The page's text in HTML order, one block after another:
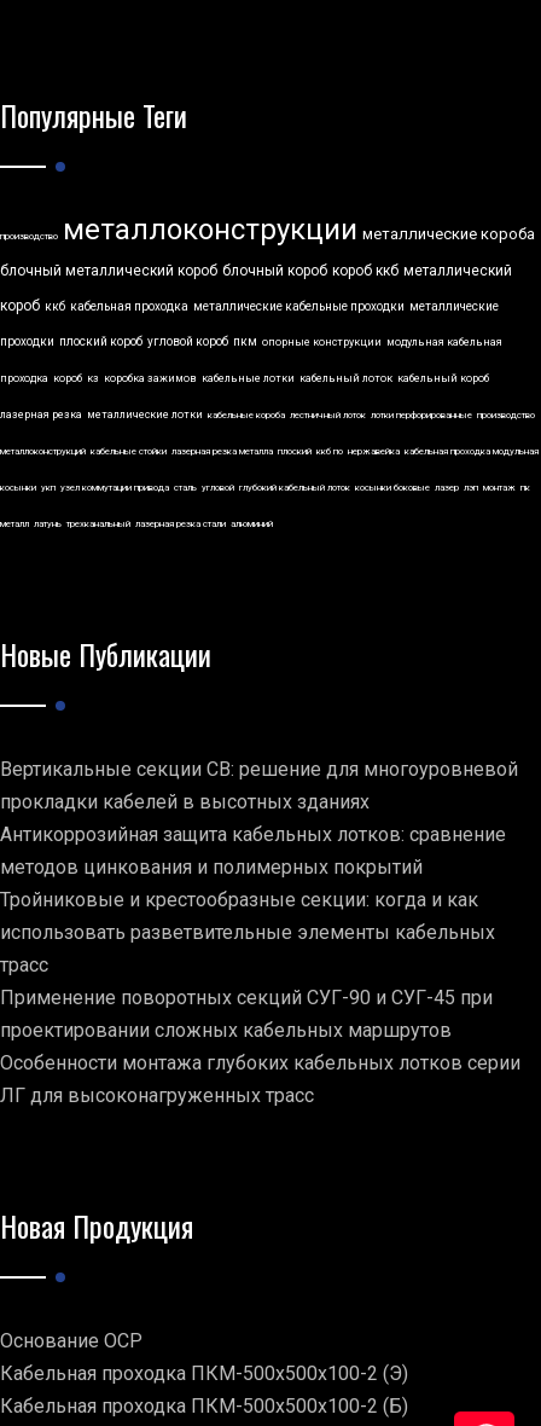
Популярные Теги
производство металлоконструкции металлические короба
блочный металлический короб блочный короб короб ккб металлический
короб ккб кабельная проходка металлические кабельные проходки металлические
проходки плоский короб угловой короб пкм опорные конструкции модульная кабельная
проходка короб кз коробка зажимов кабельные лотки кабельный лоток кабельный короб
лазерная резка металлические лотки кабельные короба лестничный лоток лотки перфорированные производство
металлоконструкций кабельные стойки лазерная резка металла плоский ккб по нержавейка кабельная проходка модульная
косынки укп узел коммутации привода сталь угловой глубокий кабельный лоток косынки боковые лазер лэп монтаж пк
металл латунь трехканальный лазерная резка стали алюминий
Новые Публикации
Вертикальные секции СВ: решение для многоуровневой
прокладки кабелей в высотных зданиях
Антикоррозийная защита кабельных лотков: сравнение
методов цинкования и полимерных покрытий
Тройниковые и крестообразные секции: когда и как
использовать разветвительные элементы кабельных
трасс
Применение поворотных секций СУГ-90 и СУГ-45 при
проектировании сложных кабельных маршрутов
Особенности монтажа глубоких кабельных лотков серии
ЛГ для высоконагруженных трасс
Новая Продукция
Основание ОСР
Кабельная проходка ПКМ-500х500х100-2 (Э)
Кабельная проходка ПКМ-500х500х100-2 (Б)